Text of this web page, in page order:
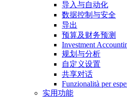
导入与自动化
数据控制与安全
导出
预算及财务预测
Investment
规划与分析
自定义设置
共享对话
Funzionalità per
实用功能